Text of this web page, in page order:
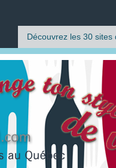
Découvrez les 30 sites